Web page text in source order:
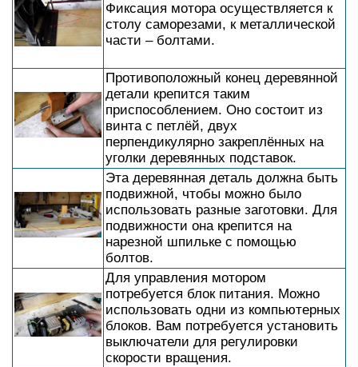
Фиксация мотора осуществляется к
столу саморезами, к металлической
части – болтами.
Противоположный конец деревянной
детали крепится таким
приспособлением. Оно состоит из
винта с петлёй, двух
перпендикулярно закреплённых на
уголки деревянных подставок.
Эта деревянная деталь должна быть
подвижной, чтобы можно было
использовать разные заготовки. Для
подвижности она крепится на
нарезной шпильке с помощью
болтов.
Для управления мотором
потребуется блок питания. Можно
использовать одни из компьютерных
блоков. Вам потребуется установить
выключатели для регулировки
скорости вращения.